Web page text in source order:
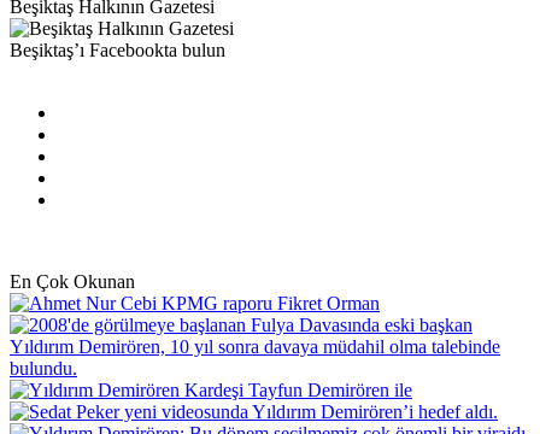
Beşiktaş Halkının Gazetesi
Beşiktaş’ı Facebookta bulun
En Çok Okunan